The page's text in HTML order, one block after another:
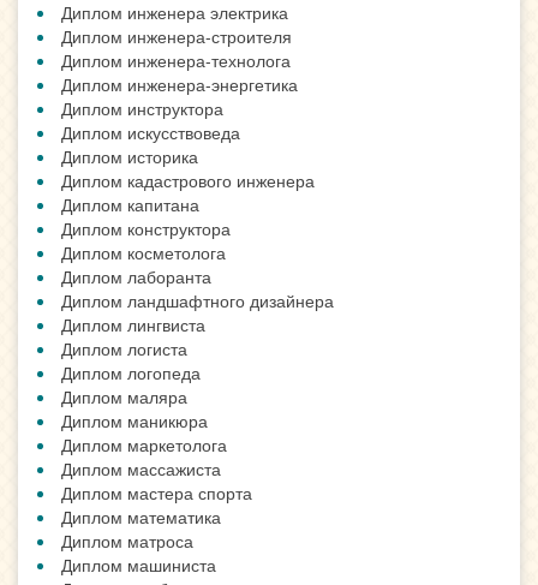
Диплом инженера электрика
Диплом инженера-строителя
Диплом инженера-технолога
Диплом инженера-энергетика
Диплом инструктора
Диплом искусствоведа
Диплом историка
Диплом кадастрового инженера
Диплом капитана
Диплом конструктора
Диплом косметолога
Диплом лаборанта
Диплом ландшафтного дизайнера
Диплом лингвиста
Диплом логиста
Диплом логопеда
Диплом маляра
Диплом маникюра
Диплом маркетолога
Диплом массажиста
Диплом мастера спорта
Диплом математика
Диплом матроса
Диплом машиниста